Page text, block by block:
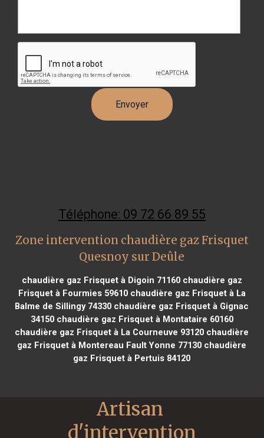
Téléphone: 09 72 66 89 55
Zone intervention chaudière gaz Frisquet
Quesnoy sur Deûle
chaudière gaz Frisquet à Digoin 71160chaudière gaz
Frisquet à Fourmies 59610chaudière gaz Frisquet à La
Balme de Sillingy 74330 chaudière gaz Frisquet à Gignac
34150chaudière gaz Frisquet à Montataire 60160
chaudière gaz Frisquet à La Courneuve 93120 chaudière
gaz Frisquet à Montereau Fault Yonne 77130 chaudière
gaz Frisquet à Pertuis 84120
Artisan
d'intervention